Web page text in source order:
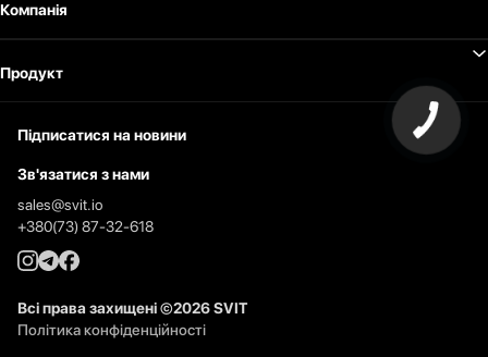
Компанія
Продукт
Підписатися на новини
Зв'язатися з нами
sales@svit.io
+380(73) 87-32-618
Всі права захищені©2026SVIT
Політика конфіденційності